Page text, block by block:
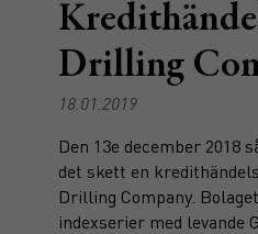
Drilling
18.01.2019
Den 13e december 2018
det skett en
Drilling Company.
indexserier med levande